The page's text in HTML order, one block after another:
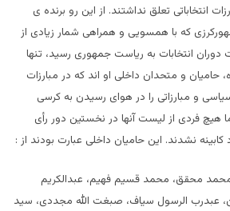
انتخاباتی تعلق نداشتند. از این رو برنده ی
که با همسویی و همراهی شمار زیادی از
دوران انتخابات به ریاست جمهوری رسید، تنها
حامیان و متحدان داخلی او اند که در مبارزات
و مبارزاتی را در هوای رسیدن به کرسی
هیچ فردی از لیست آنها در نخستین دور رأی
نشدند. این حامیان داخلی عبارت بودند از :
محقق، محمد قسیم فهیم، عبدالکریم
عبدرب الرسول سیاف، صبغت الله مجددی، سید